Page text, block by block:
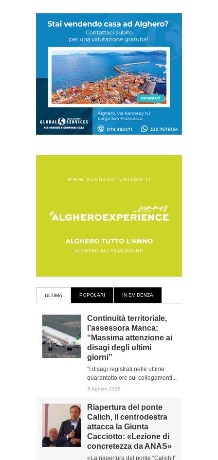
ULTIMA POPOLARI IN EVIDENZA
Continuità territoriale,
l’assessora Manca:
“Massima attenzione ai
disagi degli ultimi
giorni”
“I disagi registrati nelle ultime
quarantotto ore sui collegamenti...
8 Agosto 2026
Riapertura del ponte
Calich, il centrodestra
attacca la Giunta
Cacciotto: «Lezione di
concretezza da ANAS»
«La riapertura del ponte “Calich I”